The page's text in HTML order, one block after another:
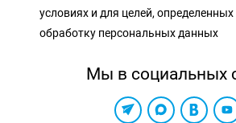
условиях и для целей,
обработку персональных данных
Мы в социальных